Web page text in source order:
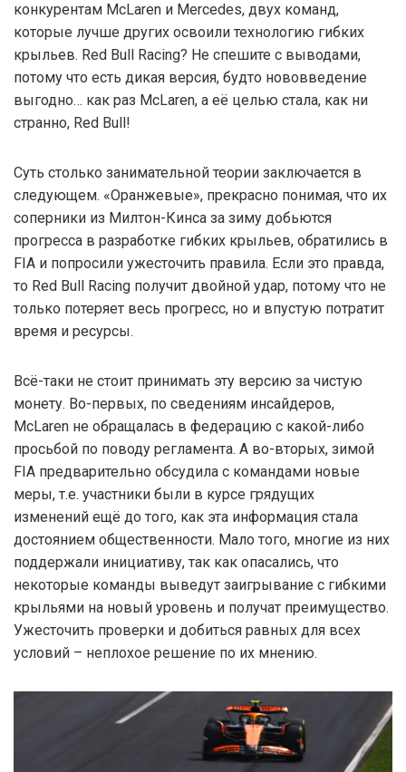
конкурентам McLaren и Mercedes, двух команд,
которые лучше других освоили технологию гибких
крыльев. Red Bull Racing? Не спешите с выводами,
потому что есть дикая версия, будто нововведение
выгодно… как раз McLaren, а её целью стала, как ни
странно, Red Bull!
Суть столько занимательной теории заключается в
следующем. «Оранжевые», прекрасно понимая, что их
соперники из Милтон-Кинса за зиму добьются
прогресса в разработке гибких крыльев, обратились в
FIA и попросили ужесточить правила. Если это правда,
то Red Bull Racing получит двойной удар, потому что не
только потеряет весь прогресс, но и впустую потратит
время и ресурсы.
Всё-таки не стоит принимать эту версию за чистую
монету. Во-первых, по сведениям инсайдеров,
McLaren не обращалась в федерацию с какой-либо
просьбой по поводу регламента. А во-вторых, зимой
FIA предварительно обсудила с командами новые
меры, т.е. участники были в курсе грядущих
изменений ещё до того, как эта информация стала
достоянием общественности. Мало того, многие из них
поддержали инициативу, так как опасались, что
некоторые команды выведут заигрывание с гибкими
крыльями на новый уровень и получат преимущество.
Ужесточить проверки и добиться равных для всех
условий – неплохое решение по их мнению.